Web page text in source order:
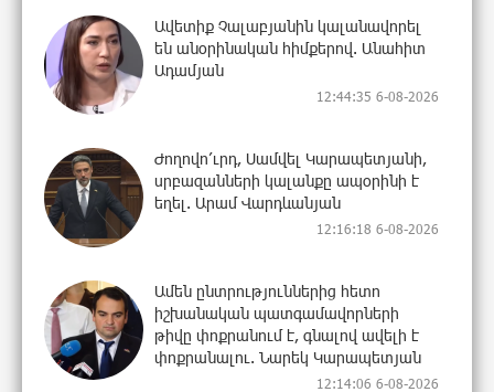
Ավետիք Չալաբյանին կալանավորել
են անօրինական հիմքերով. Անահիտ
Ադամյան
12:44:35 6-08-2026
Ժողովո՛ւրդ, Սամվել Կարապետյանի,
սրբազանների կալանքը ապօրինի է
եղել. Արամ Վարդևանյան
12:16:18 6-08-2026
Ամեն ընտրություններից հետո
իշխանական պատգամավորների
թիվը փոքրանում է, գնալով ավելի է
փոքրանալու. Նարեկ Կարապետյան
12:14:06 6-08-2026